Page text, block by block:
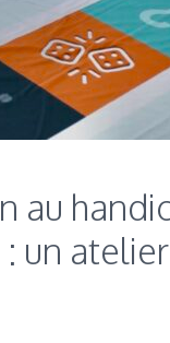
au
un